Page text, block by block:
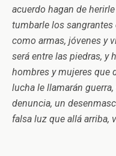
acuerdo hagan de
tumbarle los
como armas, jóvenes y
será entre las piedras, y
hombres y mujeres que
lucha le llamarán
denuncia, un
falsa luz que allá arriba,